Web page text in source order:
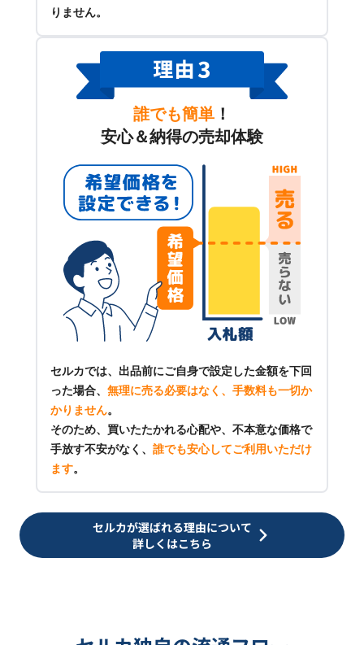
りません。
誰でも簡単 ！
安心＆納得の売却体験
セルカでは、出品前にご自身で設定した金額を下回
った場合、 無理に売る必要はなく、手数料も一切か
かりません。
そのため、買いたたかれる心配や、不本意な価格で
手放す不安がなく、 誰でも安心してご利用いただけ
ます。
セルカが選ばれる理由について
詳しくはこちら